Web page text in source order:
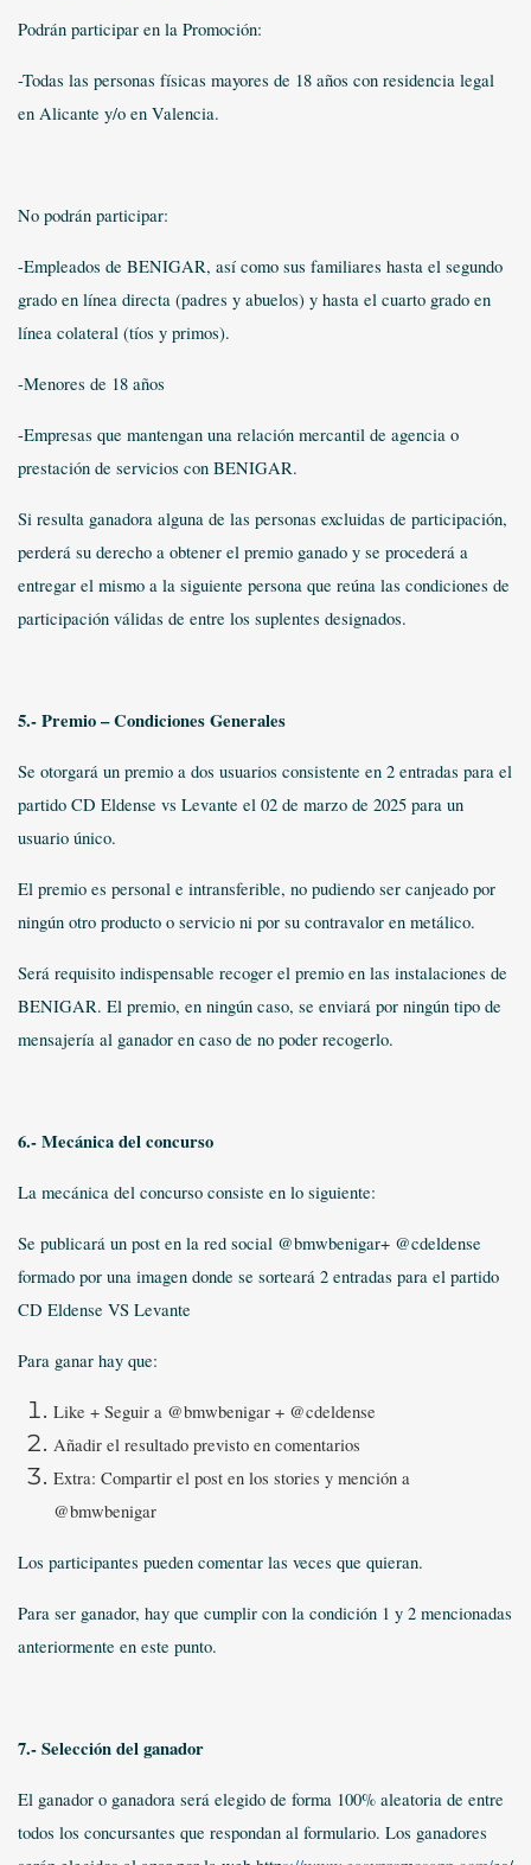
Podrán participar en la Promoción:
-Todas las personas físicas mayores de 18 años con residencia legal
en Alicante y/o en Valencia.
No podrán participar:
-Empleados de BENIGAR, así como sus familiares hasta el segundo
grado en línea directa (padres y abuelos) y hasta el cuarto grado en
línea colateral (tíos y primos).
-Menores de 18 años
-Empresas que mantengan una relación mercantil de agencia o
prestación de servicios con BENIGAR.
Si resulta ganadora alguna de las personas excluidas de participación,
perderá su derecho a obtener el premio ganado y se procederá a
entregar el mismo a la siguiente persona que reúna las condiciones de
participación válidas de entre los suplentes designados.
5.- Premio – Condiciones Generales
Se otorgará un premio a dos usuarios consistente en 2 entradas para el
partido CD Eldense vs Levante el 02 de marzo de 2025 para un
usuario único.
El premio es personal e intransferible, no pudiendo ser canjeado por
ningún otro producto o servicio ni por su contravalor en metálico.
Será requisito indispensable recoger el premio en las instalaciones de
BENIGAR. El premio, en ningún caso, se enviará por ningún tipo de
mensajería al ganador en caso de no poder recogerlo.
6.- Mecánica del concurso
La mecánica del concurso consiste en lo siguiente:
Se publicará un post en la red social @bmwbenigar+ @cdeldense
formado por una imagen donde se sorteará 2 entradas para el partido
CD Eldense VS Levante
Para ganar hay que:
Like + Seguir a @bmwbenigar + @cdeldense
Añadir el resultado previsto en comentarios
Extra: Compartir el post en los stories y mención a
@bmwbenigar
Los participantes pueden comentar las veces que quieran.
Para ser ganador, hay que cumplir con la condición 1 y 2 mencionadas
anteriormente en este punto.
7.- Selección del ganador
El ganador o ganadora será elegido de forma 100% aleatoria de entre
todos los concursantes que respondan al formulario. Los ganadores